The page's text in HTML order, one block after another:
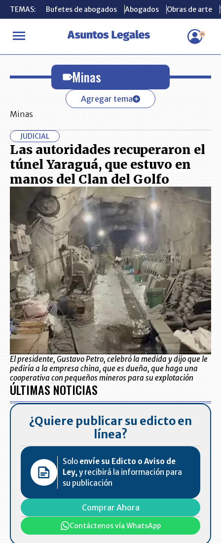
TEMAS: Bufetes de abogados Abogados Obras de arte
INICIO Minas
TEMAS: Bufetes de abogados Abogados Obras de arte
Minas
Agregar tema
Minas
JUDICIAL
Las autoridades recuperaron el
túnel Yaraguá, que estuvo en
manos del Clan del Golfo
El presidente, Gustavo Petro, celebró la medida y dijo que le
pediría a la empresa china, que es dueña, que haga una
cooperativa con pequeños mineros para su explotación
ÚLTIMAS NOTICIAS
¿Quiere publicar su edicto en
línea?
Solo envíe su Edicto o Aviso de
Ley,y recibirá la información para
su publicación
Comprar Ahora
Contáctenos vía WhatsApp